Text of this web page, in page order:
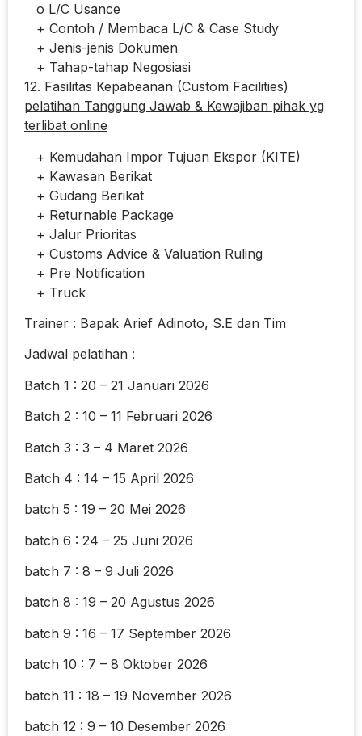
o L/C Usance
+ Contoh / Membaca L/C & Case Study
+ Jenis-jenis Dokumen
+ Tahap-tahap Negosiasi
12. Fasilitas Kepabeanan (Custom Facilities)
pelatihan Tanggung Jawab & Kewajiban pihak yg
terlibat online
+ Kemudahan Impor Tujuan Ekspor (KITE)
+ Kawasan Berikat
+ Gudang Berikat
+ Returnable Package
+ Jalur Prioritas
+ Customs Advice & Valuation Ruling
+ Pre Notification
+ Truck
Trainer : Bapak Arief Adinoto, S.E dan Tim
Jadwal pelatihan :
Batch 1 : 20 – 21 Januari 2026
Batch 2 : 10 – 11 Februari 2026
Batch 3 : 3 – 4 Maret 2026
Batch 4 : 14 – 15 April 2026
batch 5 : 19 – 20 Mei 2026
batch 6 : 24 – 25 Juni 2026
batch 7 : 8 – 9 Juli 2026
batch 8 : 19 – 20 Agustus 2026
batch 9 : 16 – 17 September 2026
batch 10 : 7 – 8 Oktober 2026
batch 11 : 18 – 19 November 2026
batch 12 : 9 – 10 Desember 2026